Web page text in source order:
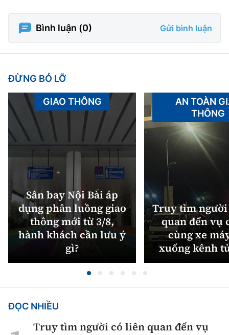
Bình luận (0) Gửi bình luận
ĐỪNG BỎ LỠ
Sân bay Nội Bài áp
dụng phân luồng giao
thông mới từ 3/8,
hành khách cần lưu ý
gì?
GIAO THÔNG
Truy tìm
quan đến vụ
cùng xe
xuống kênh
AN TOÀN
THÔNG
ĐỌC NHIỀU
Truy tìm người có liên quan đến vụ